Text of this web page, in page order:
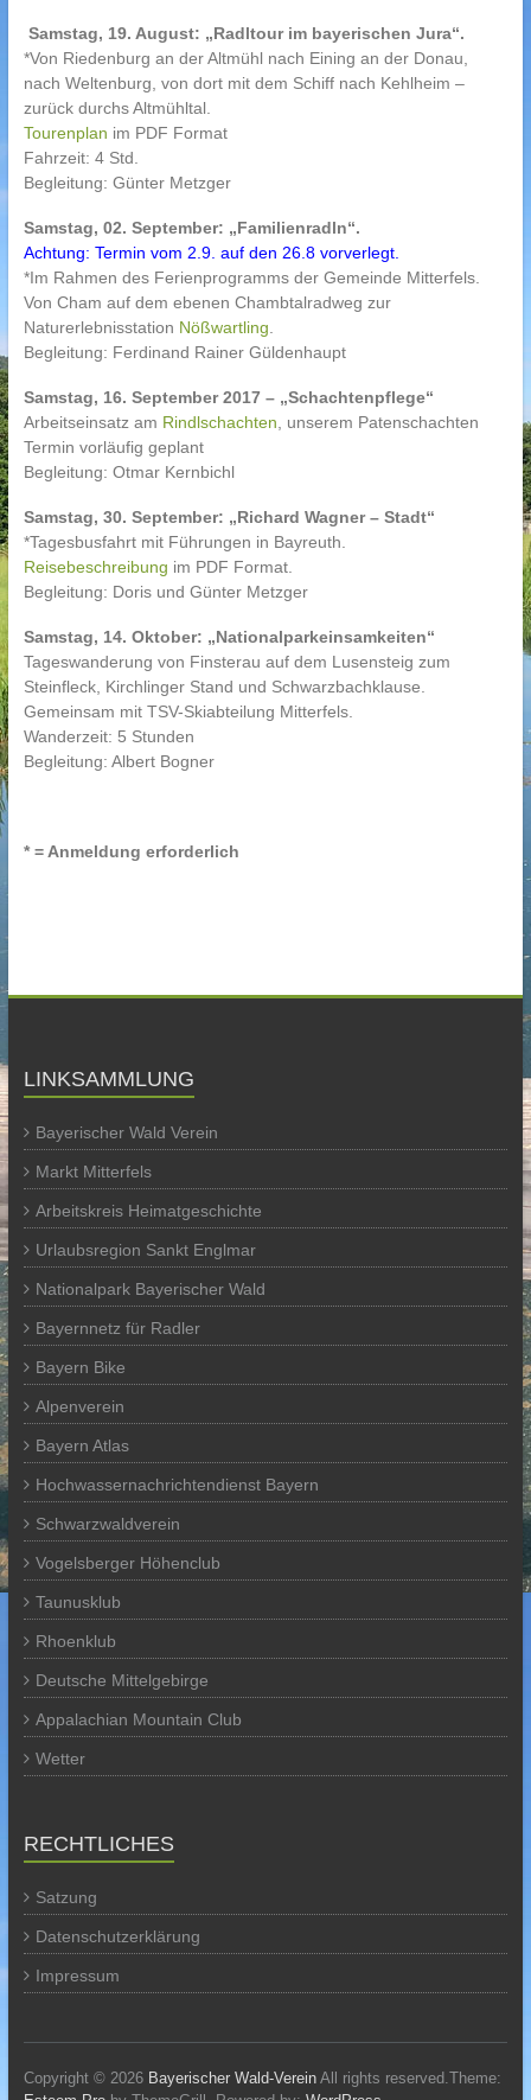
Samstag, 19. August: „Radltour im bayerischen Jura“.
*Von Riedenburg an der Altmühl nach Eining an der Donau,
nach Weltenburg, von dort mit dem Schiff nach Kehlheim –
zurück durchs Altmühltal.
Tourenplan im PDF Format
Fahrzeit: 4 Std.
Begleitung: Günter Metzger
Samstag, 02. September: „Familienradln“.
Achtung: Termin vom 2.9. auf den 26.8 vorverlegt.
*Im Rahmen des Ferienprogramms der Gemeinde Mitterfels.
Von Cham auf dem ebenen Chambtalradweg zur
Naturerlebnisstation Nößwartling.
Begleitung: Ferdinand Rainer Güldenhaupt
Samstag, 16. September 2017 – „Schachtenpflege“
Arbeitseinsatz am Rindlschachten, unserem Patenschachten
Termin vorläufig geplant
Begleitung: Otmar Kernbichl
Samstag, 30. September: „Richard Wagner – Stadt“
*Tagesbusfahrt mit Führungen in Bayreuth.
Reisebeschreibung im PDF Format.
Begleitung: Doris und Günter Metzger
Samstag, 14. Oktober: „Nationalparkeinsamkeiten“
Tageswanderung von Finsterau auf dem Lusensteig zum
Steinfleck, Kirchlinger Stand und Schwarzbachklause.
Gemeinsam mit TSV-Skiabteilung Mitterfels.
Wanderzeit: 5 Stunden
Begleitung: Albert Bogner
* = Anmeldung erforderlich
LINKSAMMLUNG
Bayerischer Wald Verein
Markt Mitterfels
Arbeitskreis Heimatgeschichte
Urlaubsregion Sankt Englmar
Nationalpark Bayerischer Wald
Bayernnetz für Radler
Bayern Bike
Alpenverein
Bayern Atlas
Hochwassernachrichtendienst Bayern
Schwarzwaldverein
Vogelsberger Höhenclub
Taunusklub
Rhoenklub
Deutsche Mittelgebirge
Appalachian Mountain Club
Wetter
RECHTLICHES
Satzung
Datenschutzerklärung
Impressum
Copyright © 2026 Bayerischer Wald-VereinAll rights reserved.Theme: